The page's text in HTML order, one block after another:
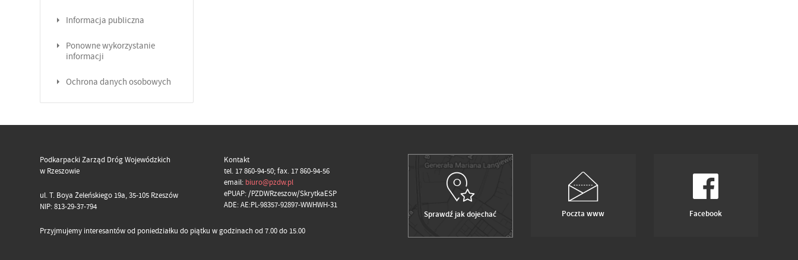
Informacja publiczna
Ponowne wykorzystanie
informacji
Ochrona danych osobowych
Podkarpacki Zarząd Dróg Wojewódzkich
w Rzeszowie
ul. T. Boya Żeleńskiego 19a, 35-105 Rzeszów
NIP: 813-29-37-794
Kontakt
tel. 17 860-94-50; fax. 17 860-94-56
email: biuro@pzdw.pl
ePUAP: /PZDWRzeszow/SkrytkaESP
ADE: AE:PL-98357-92897-WWHWH-31
Przyjmujemy interesantów od poniedziałku do piątku w godzinach od 7.00 do 15.00
Sprawdź jak dojechać Poczta www Facebook